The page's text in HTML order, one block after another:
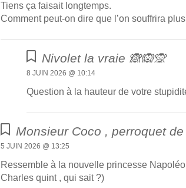
Tiens ça faisait longtemps.
Comment peut-on dire que l’on souffrira
Nivolet la vraie 🙈🙉🙊
8 JUIN 2026 @ 10:14
Question à la hauteur de votre
Monsieur Coco , perroquet
5 JUIN 2026 @ 13:25
Ressemble à la nouvelle princesse
Charles quint , qui sait ?)